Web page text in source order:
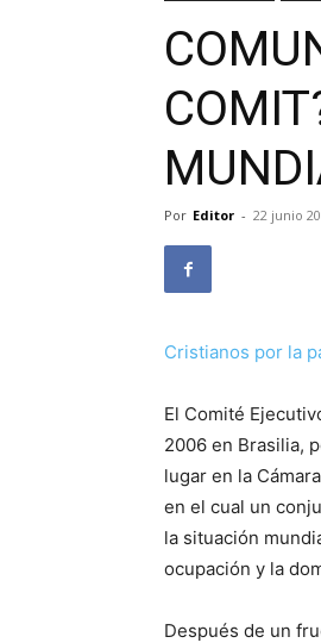
Por Editor - 22 junio
Cristianos por la
El Comité
2006 en Brasilia,
lugar en la
en el cual un
la situación
ocupación y la
Después de un